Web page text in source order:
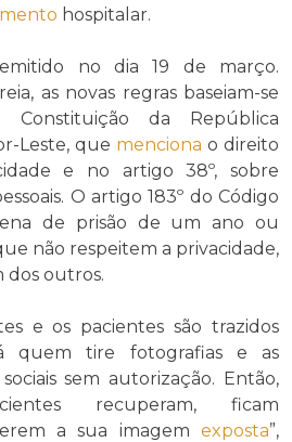
hospitalar.
no dia 19 de março.
as novas regras baseiam-se
da República
Leste, que menciona o direito
e no artigo 38º, sobre
O artigo 183º do Código
de prisão de um ano ou
não respeitem a privacidade,
dos outros.
e os pacientes são trazidos
quem tire fotografias e as
sem autorização. Então,
recuperam, ficam
a sua imagem exposta”,